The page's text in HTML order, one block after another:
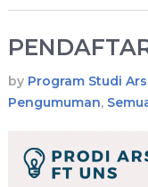
by Program Studi
Pengumuman,